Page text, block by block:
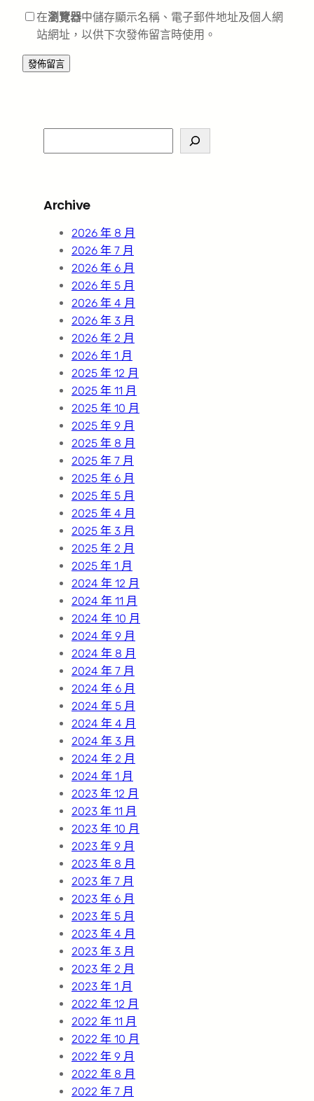
在瀏覽器中儲存顯示名稱、電子郵件地址及個人網
站網址，以供下次發佈留言時使用。
e
c
Archive
2026 年 8 月
2026 年 7 月
2026 年 6 月
2026 年 5 月
2026 年 4 月
2026 年 3 月
2026 年 2 月
2026 年 1 月
2025 年 12 月
2025 年 11 月
2025 年 10 月
2025 年 9 月
2025 年 8 月
2025 年 7 月
2025 年 6 月
2025 年 5 月
2025 年 4 月
2025 年 3 月
2025 年 2 月
2025 年 1 月
2024 年 12 月
2024 年 11 月
2024 年 10 月
2024 年 9 月
2024 年 8 月
2024 年 7 月
2024 年 6 月
2024 年 5 月
2024 年 4 月
2024 年 3 月
2024 年 2 月
2024 年 1 月
2023 年 12 月
2023 年 11 月
2023 年 10 月
2023 年 9 月
2023 年 8 月
2023 年 7 月
2023 年 6 月
2023 年 5 月
2023 年 4 月
2023 年 3 月
2023 年 2 月
2023 年 1 月
2022 年 12 月
2022 年 11 月
2022 年 10 月
2022 年 9 月
2022 年 8 月
2022 年 7 月